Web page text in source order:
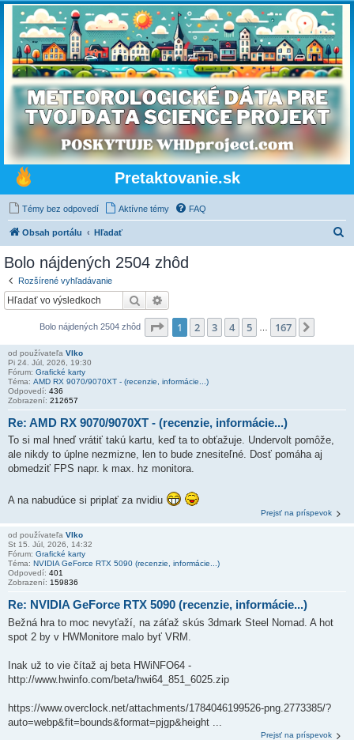
Pretaktovanie.sk
Témy bez odpovedí Aktívne témy FAQ
Obsah portálu Hľadať
Bolo nájdených 2504 zhôd
Rozšírené vyhľadávanie
Hľadať
Bolo nájdených 2504 zhôd Strana z167
1 2 3 4 5 167
od používateľa Vlko
Pi 24. Júl, 2026, 19:30
Fórum: Grafické karty
Téma: AMD RX 9070/9070XT - (recenzie, informácie...)
Odpovedí: 436
Zobrazení: 212657
Re: AMD RX 9070/9070XT - (recenzie, informácie...)
To si mal hneď vrátiť takú kartu, keď ta to obťažuje. Undervolt pomôže,
ale nikdy to úplne nezmizne, len to bude znesiteľné. Dosť pomáha aj
obmedziť FPS napr. k max. hz monitora.
A na nabudúce si priplať za nvidiu
Prejsť na príspevok
od používateľa Vlko
St 15. Júl, 2026, 14:32
Fórum: Grafické karty
Téma: NVIDIA GeForce RTX 5090 (recenzie, informácie...)
Odpovedí: 401
Zobrazení: 159836
Re: NVIDIA GeForce RTX 5090 (recenzie, informácie...)
Bežná hra to moc nevyťaží, na záťaž skús 3dmark Steel Nomad. A hot
spot 2 by v HWMonitore malo byť VRM.
Inak už to vie čítaž aj beta HWiNFO64 -
http://www.hwinfo.com/beta/hwi64_851_6025.zip
https://www.overclock.net/attachments/1784046199526-png.2773385/?
auto=webp&fit=bounds&format=pjgp&height ...
Prejsť na príspevok